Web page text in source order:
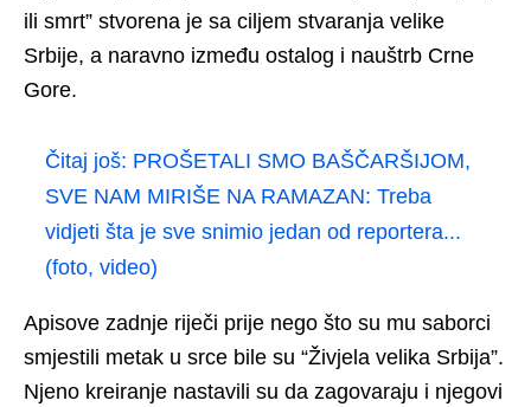
ili smrt” stvorena je sa ciljem stvaranja velike
Srbije, a naravno između ostalog i nauštrb Crne
Gore.
Čitaj još: PROŠETALI SMO BAŠČARŠIJOM,
SVE NAM MIRIŠE NA RAMAZAN: Treba
vidjeti šta je sve snimio jedan od reportera...
(foto, video)
Apisove zadnje riječi prije nego što su mu saborci
smjestili metak u srce bile su “Živjela velika Srbija”.
Njeno kreiranje nastavili su da zagovaraju i njegovi